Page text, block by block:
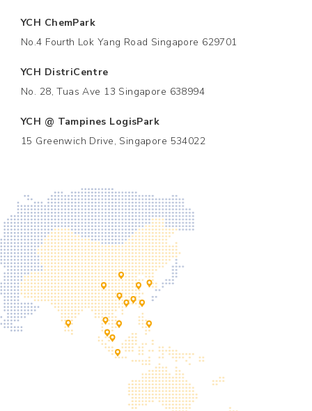
YCH ChemPark
No.4 Fourth Lok Yang Road Singapore 629701
YCH DistriCentre
No. 28, Tuas Ave 13 Singapore 638994
YCH @ Tampines LogisPark
15 Greenwich Drive, Singapore 534022